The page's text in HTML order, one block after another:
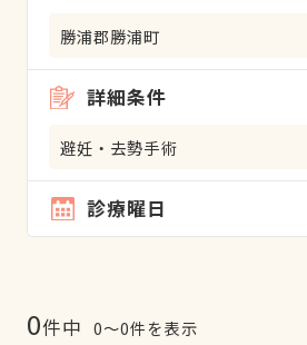
勝浦郡勝浦町
詳細条件
避妊・去勢手術
診療曜日
0件中 0〜0件を表示